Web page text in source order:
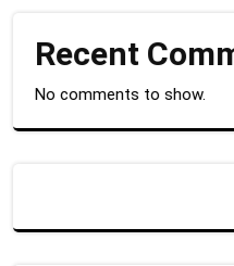
Recent
No comments to show.